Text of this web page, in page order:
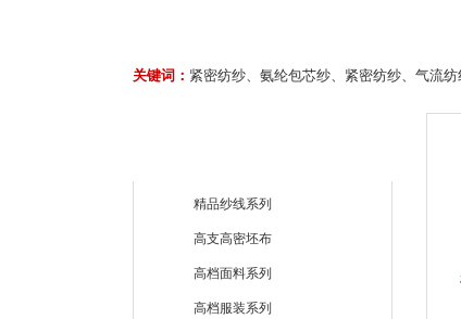
关键词： 紧密纺纱、氨纶包芯纱、紧密纺纱、气流
精品纱线系列
高支高密坯布
高档面料系列
高档服装系列